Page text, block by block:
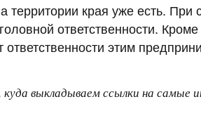
края уже есть. При
ответственности.
ответственности этим
куда выкладываем ссылки на самые